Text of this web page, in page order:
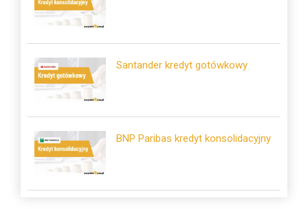
Santander kredyt gotówkowy
BNP Paribas kredyt konsolidacyjny